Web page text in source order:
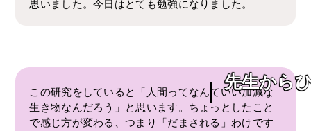
思いました。今日はとても勉強になりました。
先生から
この研究をしていると「人間ってなんていい加減な
生き物なんだろう」と思います。ちょっとしたこと
で感じ方が変わる、つまり「だまされる」わけです